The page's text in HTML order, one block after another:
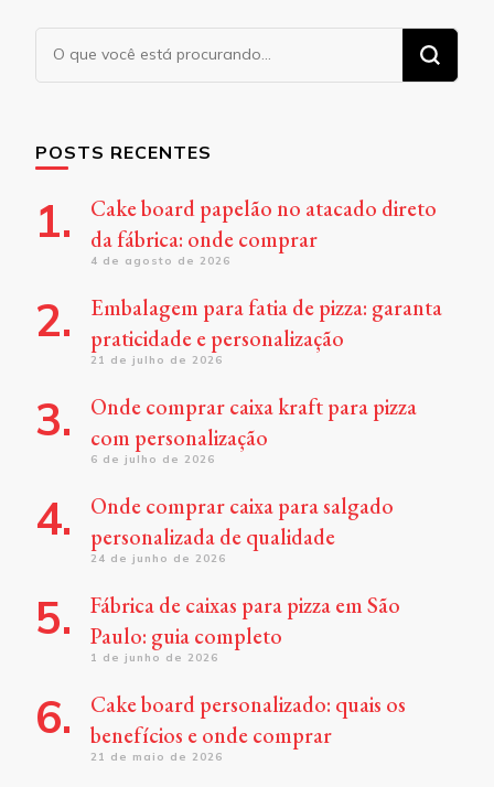
Procurando
POSTS RECENTES
Cake board papelão no atacado direto
da fábrica: onde comprar
4 de agosto de 2026
Embalagem para fatia de pizza: garanta
praticidade e personalização
21 de julho de 2026
Onde comprar caixa kraft para pizza
com personalização
6 de julho de 2026
Onde comprar caixa para salgado
personalizada de qualidade
24 de junho de 2026
Fábrica de caixas para pizza em São
Paulo: guia completo
1 de junho de 2026
Cake board personalizado: quais os
benefícios e onde comprar
21 de maio de 2026